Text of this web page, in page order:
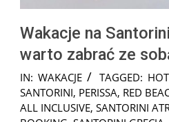
Wakacje na
warto zabrać ze
2025-
01-
23
IN: WAKACJE TAGGED:
SANTORINI, PERISSA, RED
ALL INCLUSIVE, SANTORINI